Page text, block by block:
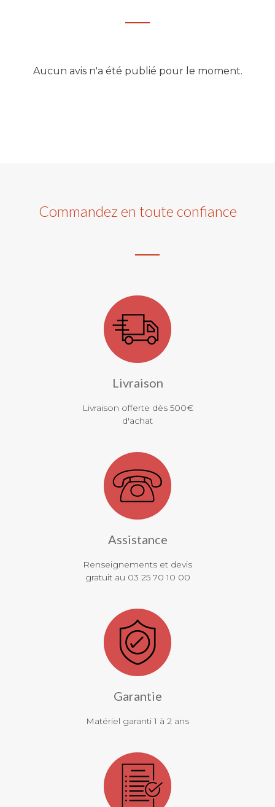
Aucun avis n'a été publié pour le moment.
Commandez en toute confiance
Livraison
Livraison offerte dès 500€
d'achat
Assistance
Renseignements et devis
gratuit au 03 25 70 10 00
Garantie
Matériel garanti 1 à 2 ans